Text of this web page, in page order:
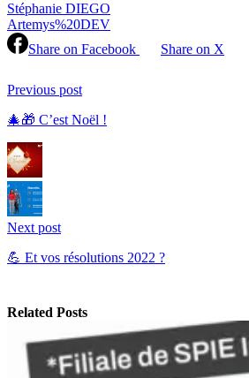
Stéphanie DIEGO
Artemys%20DEV
Share on Facebook
Share on X
Reading
Previous post
🎄🎁 C’est Noël !
Next post
💪 Et vos résolutions 2022 ?
Related Posts